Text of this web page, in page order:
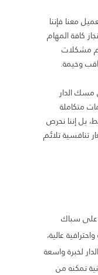
معنا فإننا
كافة المهام
مشكلات
وخيمة.
الدار
متكاملة
بل إننا نحرص
تنافسية تلائم
على سباك
عالية،
لخبرة واسعة
تمكنه من